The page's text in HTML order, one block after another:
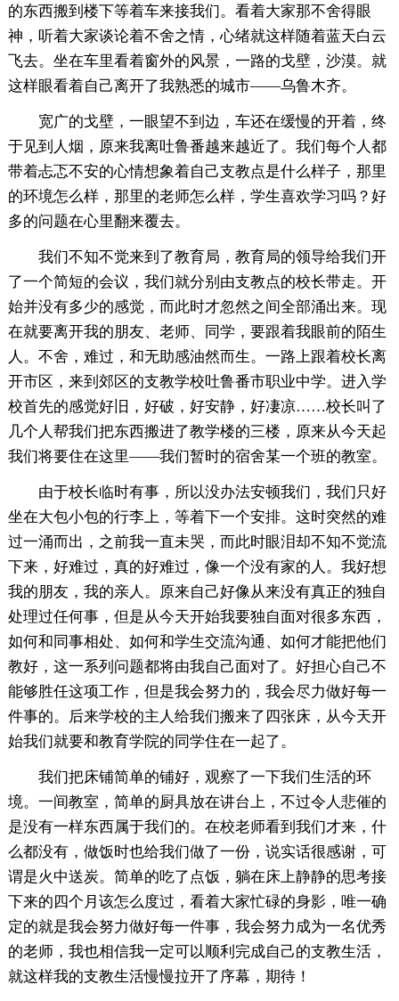
的东西搬到楼下等着车来接我们。看着大家那不舍得眼
神，听着大家谈论着不舍之情，心绪就这样随着蓝天白云
飞去。坐在车里看着窗外的风景，一路的戈壁，沙漠。就
这样眼看着自己离开了我熟悉的城市——乌鲁木齐。
宽广的戈壁，一眼望不到边，车还在缓慢的开着，终
于见到人烟，原来我离吐鲁番越来越近了。我们每个人都
带着忐忑不安的心情想象着自己支教点是什么样子，那里
的环境怎么样，那里的老师怎么样，学生喜欢学习吗？好
多的问题在心里翻来覆去。
我们不知不觉来到了教育局，教育局的领导给我们开
了一个简短的会议，我们就分别由支教点的校长带走。开
始并没有多少的感觉，而此时才忽然之间全部涌出来。现
在就要离开我的朋友、老师、同学，要跟着我眼前的陌生
人。不舍，难过，和无助感油然而生。一路上跟着校长离
开市区，来到郊区的支教学校吐鲁番市职业中学。进入学
校首先的感觉好旧，好破，好安静，好凄凉……校长叫了
几个人帮我们把东西搬进了教学楼的三楼，原来从今天起
我们将要住在这里——我们暂时的宿舍某一个班的教室。
由于校长临时有事，所以没办法安顿我们，我们只好
坐在大包小包的行李上，等着下一个安排。这时突然的难
过一涌而出，之前我一直未哭，而此时眼泪却不知不觉流
下来，好难过，真的好难过，像一个没有家的人。我好想
我的朋友，我的亲人。原来自己好像从来没有真正的独自
处理过任何事，但是从今天开始我要独自面对很多东西，
如何和同事相处、如何和学生交流沟通、如何才能把他们
教好，这一系列问题都将由我自己面对了。好担心自己不
能够胜任这项工作，但是我会努力的，我会尽力做好每一
件事的。后来学校的主人给我们搬来了四张床，从今天开
始我们就要和教育学院的同学住在一起了。
我们把床铺简单的铺好，观察了一下我们生活的环
境。一间教室，简单的厨具放在讲台上，不过令人悲催的
是没有一样东西属于我们的。在校老师看到我们才来，什
么都没有，做饭时也给我们做了一份，说实话很感谢，可
谓是火中送炭。简单的吃了点饭，躺在床上静静的思考接
下来的四个月该怎么度过，看着大家忙碌的身影，唯一确
定的就是我会努力做好每一件事，我会努力成为一名优秀
的老师，我也相信我一定可以顺利完成自己的支教生活，
就这样我的支教生活慢慢拉开了序幕，期待！